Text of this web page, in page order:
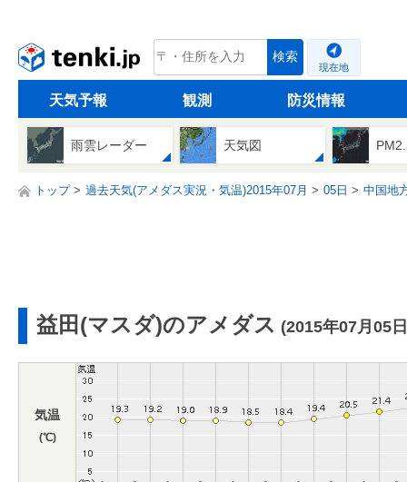
tenki.jp 検索
現在地
天気予報 観測 防災情報
雨雲レーダー 天気図
トップ 過去天気(アメダス実況・気温)2015年07月 05日 中国地
益田(マスダ)のアメダス (2015年07月05
気温
(℃)